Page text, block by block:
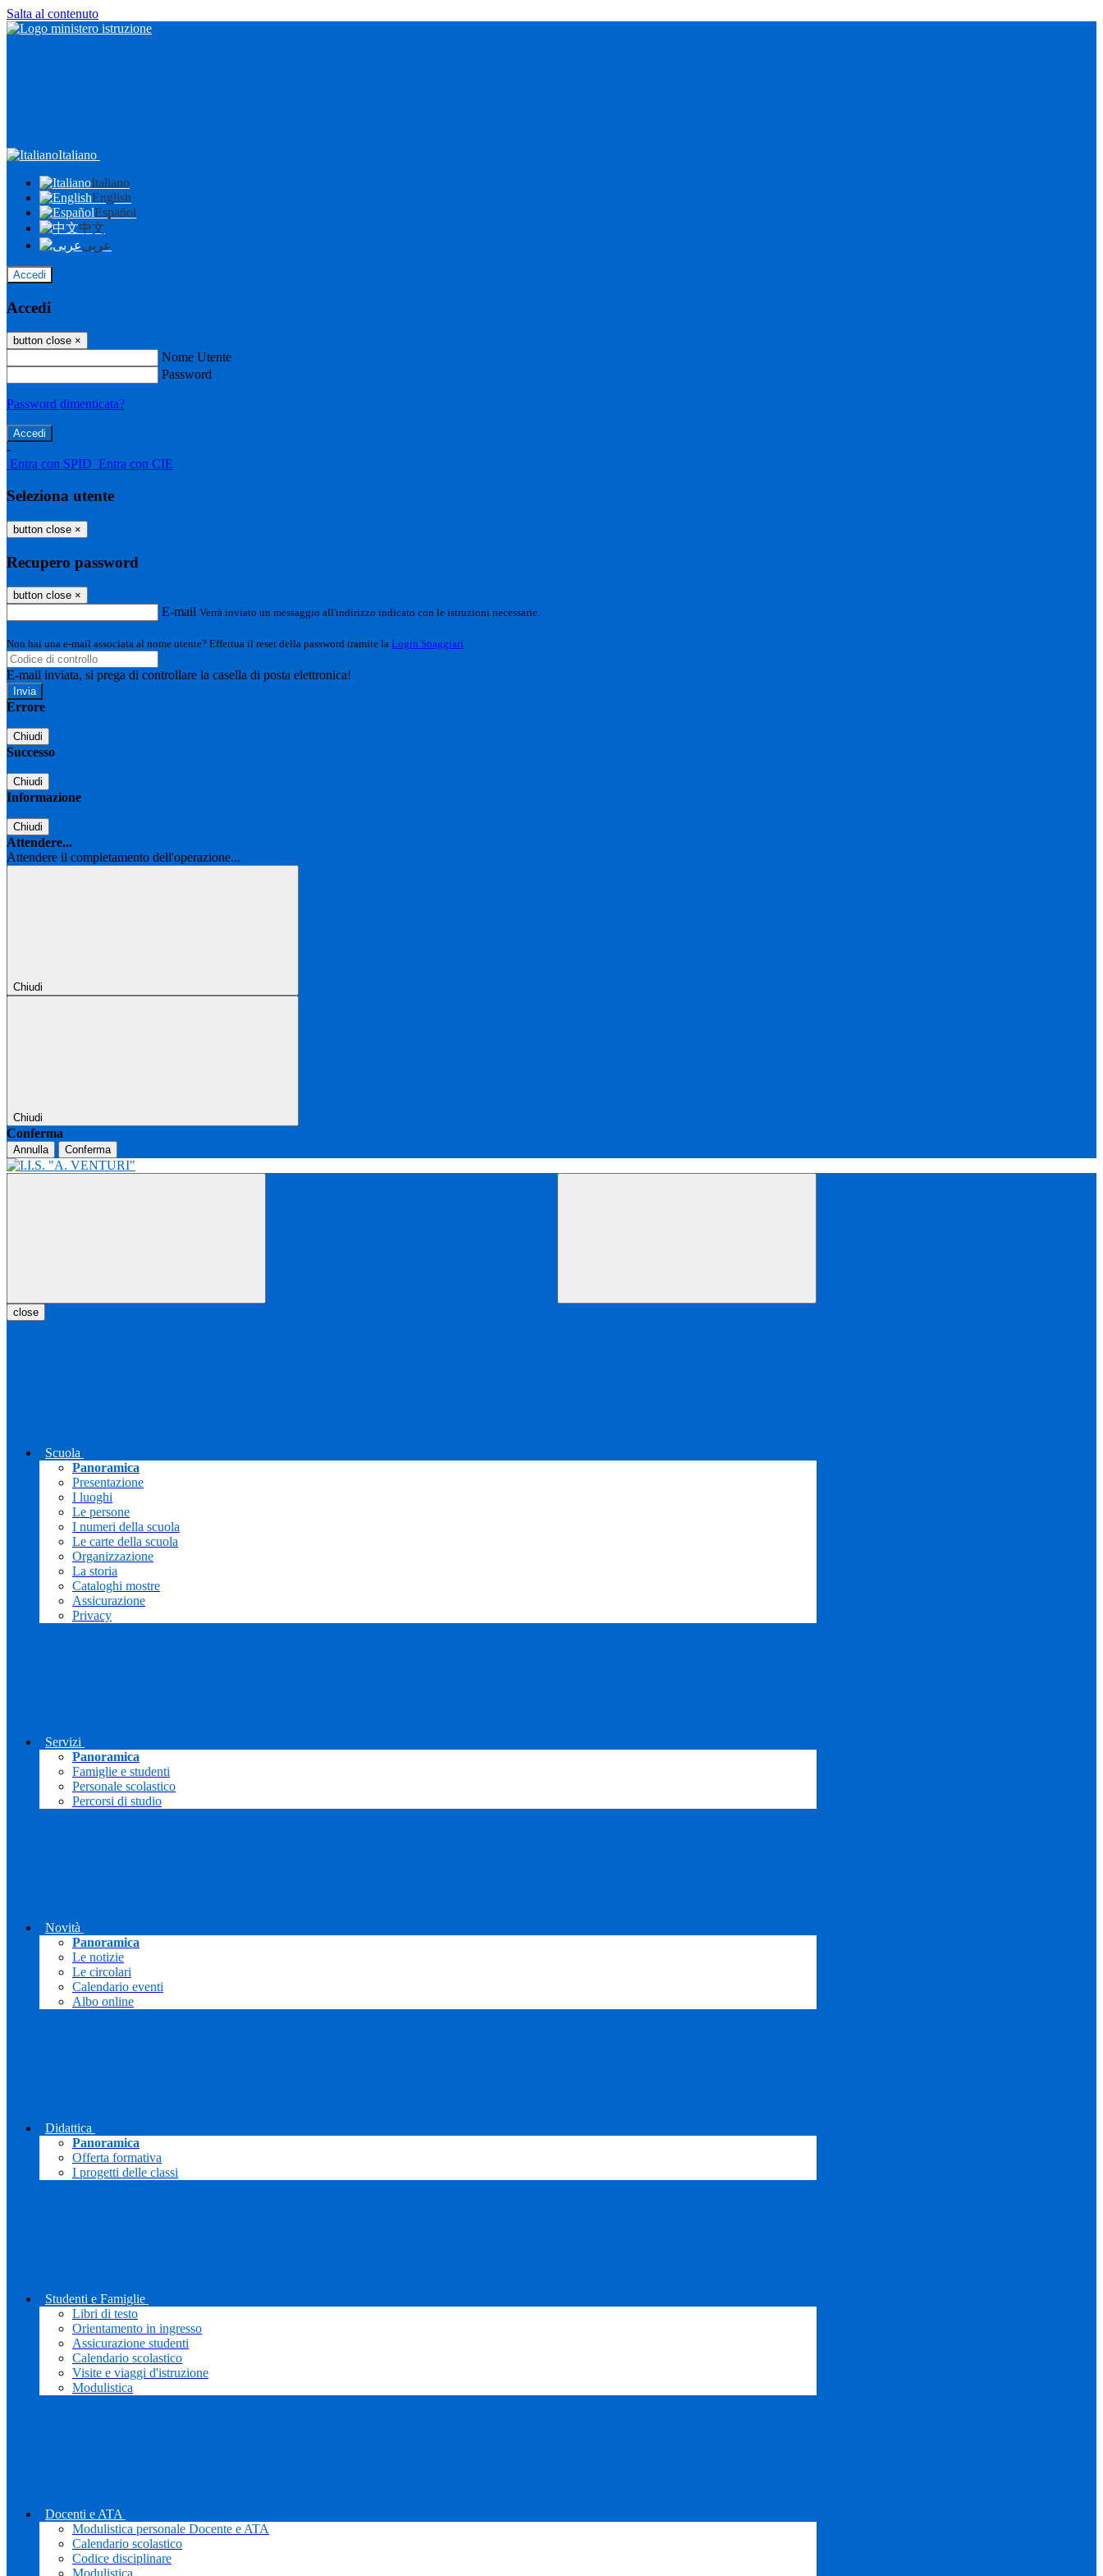
Salta al contenuto
Italiano
Italiano
English
Español
中文
عربى
Accedi
Accedi
button close ×
Nome Utente
Password
Password dimenticata?
-
Entra con SPID Entra con CIE
Seleziona utente
button close ×
Recupero password
button close ×
E-mail Verrà inviato un messaggio all'indirizzo indicato con le istruzioni necessarie.
Non hai una e-mail associata al nome utente? Effettua il reset della password tramite la Login Spaggiari
E-mail inviata, si prega di controllare la casella di posta elettronica!
Errore
Chiudi
Successo
Chiudi
Informazione
Chiudi
Attendere...
Attendere il completamento dell'operazione...
Chiudi
Chiudi
Conferma
Annulla Conferma
close
Scuola
Panoramica
Presentazione
I luoghi
Le persone
I numeri della scuola
Le carte della scuola
Organizzazione
La storia
Cataloghi mostre
Assicurazione
Privacy
Servizi
Panoramica
Famiglie e studenti
Personale scolastico
Percorsi di studio
Novità
Panoramica
Le notizie
Le circolari
Calendario eventi
Albo online
Didattica
Panoramica
Offerta formativa
I progetti delle classi
Studenti e Famiglie
Libri di testo
Orientamento in ingresso
Assicurazione studenti
Calendario scolastico
Visite e viaggi d'istruzione
Modulistica
Docenti e ATA
Modulistica personale Docente e ATA
Calendario scolastico
Codice disciplinare